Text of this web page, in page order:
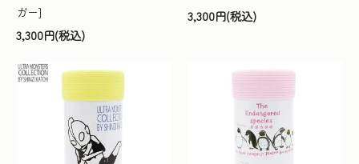
ガー]
3,300円(税込)
3,300円(税込)